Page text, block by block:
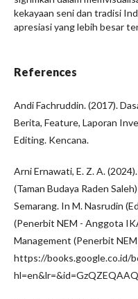
kekayaan seni dan tradisi
apresiasi yang lebih besar
References
Andi Fachruddin. (2017).
Berita, Feature, Laporan
Editing. Kencana.
Arni Ernawati, E. Z. A.
(Taman Budaya Raden
Semarang. In M. Nasrudin
(Penerbit NEM - Anggota
Management (Penerbit
https://books.google.co.id/